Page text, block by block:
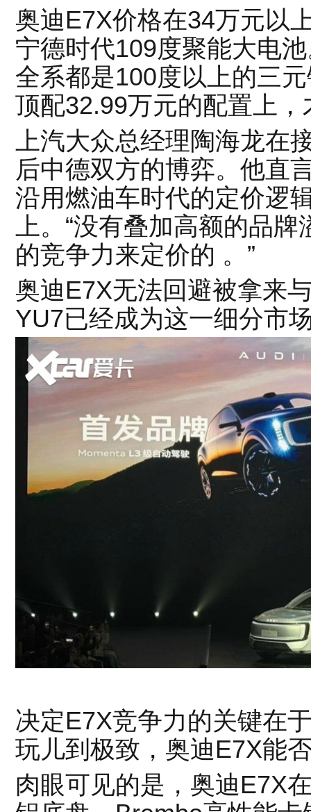
奥迪E7X价格在34万元以
宁德时代109度聚能大电
全系都是100度以上的三
顶配32.99万元的配置上
上汽大众总经理陶海龙在
后中德双方的博弈。他直
沿用燃油车时代的定价逻
上。“没有叠加高额的品
的竞争力来定价的 。”
奥迪E7X无法回避被拿来
YU7已经成为这一细分市
决定E7X竞争力的关键在
玩儿到极致，奥迪E7X能
肉眼可见的是，奥迪E7X